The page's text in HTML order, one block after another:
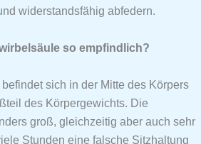
widerstandsfähig abfedern.
so empfindlich?
sich in der Mitte des Körpers
des Körpergewichts. Die
groß, gleichzeitig aber auch sehr
Stunden eine falsche Sitzhaltung